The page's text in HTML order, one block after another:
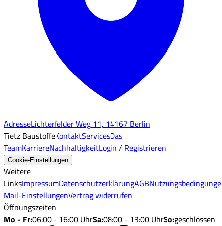
AdresseLichterfelder Weg 11, 14167 Berlin
Tietz BaustoffeKontaktServicesDas
TeamKarriereNachhaltigkeitLogin / Registrieren
Cookie-Einstellungen
Weitere
LinksImpressumDatenschutzerklärungAGB
Mail-EinstellungenVertrag widerrufen
Öffnungszeiten
Mo - Fr:06:00 - 16:00 UhrSa:08:00 - 13:00 UhrSo:geschlossen